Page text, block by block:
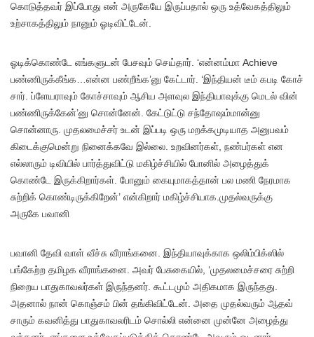
கொடுத்தவர் இப்போது என் அருகேயே இருப்பதால் ஒரு உத்வேகத்திலும்
உற்சாகத்திலும் நானும் ஓடிவிட்டேன்.
ஓடிக்கொண்டே எங்களுடன் பேசவும் செய்தார். ‘என்னம்மா Achieve
பண்ணிருக்கீங்க…என்ன பண்றீங்க’னு கேட்டார். ‘இந்தியன் டீம் கபடி கோச்
சார். ப்ளேயராவும் கோச்சாவும் ஆசிய அளவுல இந்தியாவுக்கு மெடல் வின்
பண்ணிருக்கேன்’னு சொன்னேன். கேட்டுட்டு சந்தோஷம்மான்னு
சொன்னாரு. முதலமைச்சர் உடன் இப்படி ஒரு மறக்கமுடியாத அனுபவம்
கிடைக்குமென்று நினைக்கவே இல்லை. உறவினர்கள், நண்பர்கள் என
எல்லாரும் டிவியில் பார்த்துவிட்டு மகிழ்ச்சியில் போனில் அழைத்துக்
கொண்டே இருக்கிறார்கள். போனும் கையுமாகத்தான் பல மணி நேரமாக
சுற்றிக் கொண்டிருக்கிறேன்’ என்கிறார் மகிழ்ச்சியாக.முதல்வருக்கு
அருகே பவானி
பவானி தேவி வாள் வீச்சு வீராங்கனை. இந்தியாவுக்காக ஒலிம்பிக்ஸில்
பங்கேற்ற தமிழக வீராங்கனை. அவர் பேசுகையில், ‘முதலமைச்சரை சுற்றி
நிறைய பாதுகாவலர்கள் இருந்தனர். கூட்டமும் அதிகமாக இருந்தது.
அதனால் நான் கொஞ்சம் பின் தங்கிவிட்டேன். அதை முதல்வரும் ஆதவ்
சாரும் கவனித்து பாதுகாவலரிடம் சொல்லி என்னை முன்னே அழைத்து